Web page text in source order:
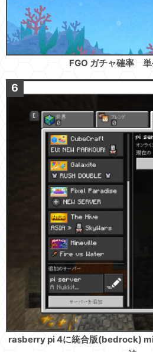
FGO ガチャ確率 単
rasberry pi 4に統合版(bedrock)